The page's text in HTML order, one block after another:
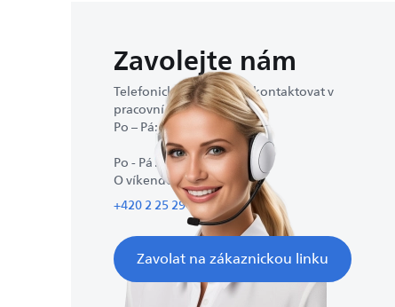
Zavolejte nám
Telefonicky nás můžete kontaktovat v
pracovní době:
Po – Pá: 9:00–17:00
Po - Pá : 9:00-17:00
O víkendech zavřeno
+420 2 25 29 61 61
Zavolat na zákaznickou linku